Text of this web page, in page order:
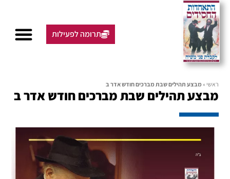
תרומה לפעילות
ראשי »מבצע תהילים שבת מברכים חודש אדר ב
מבצע תהילים שבת מברכים חודש אדר ב